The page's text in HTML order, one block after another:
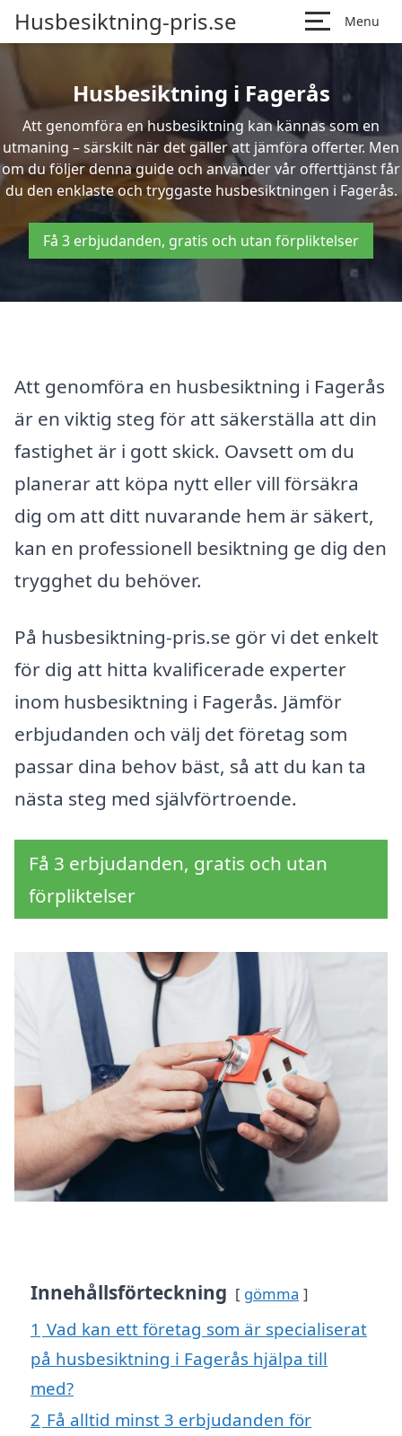
Husbesiktning-pris.se Menu
Husbesiktning i Fagerås
Att genomföra en husbesiktning kan kännas som en
utmaning – särskilt när det gäller att jämföra offerter. Men
om du följer denna guide och använder vår offerttjänst får
du den enklaste och tryggaste husbesiktningen i Fagerås.
Få 3 erbjudanden, gratis och utan förpliktelser
Att genomföra en husbesiktning i Fagerås
är en viktig steg för att säkerställa att din
fastighet är i gott skick. Oavsett om du
planerar att köpa nytt eller vill försäkra
dig om att ditt nuvarande hem är säkert,
kan en professionell besiktning ge dig den
trygghet du behöver.
På husbesiktning-pris.se gör vi det enkelt
för dig att hitta kvalificerade experter
inom husbesiktning i Fagerås. Jämför
erbjudanden och välj det företag som
passar dina behov bäst, så att du kan ta
nästa steg med självförtroende.
Få 3 erbjudanden, gratis och utan
förpliktelser
Innehållsförteckning gömma
1 Vad kan ett företag som är specialiserat
på husbesiktning i Fagerås hjälpa till
med?
2 Få alltid minst 3 erbjudanden för